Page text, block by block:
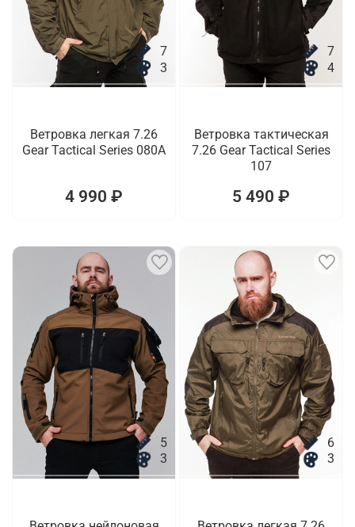
7
3
Ветровка легкая 7.26
Gear Tactical Series 080A
4 990 ₽
7
4
Ветровка тактическая
7.26 Gear Tactical Series
107
5 490 ₽
5
3
6
3